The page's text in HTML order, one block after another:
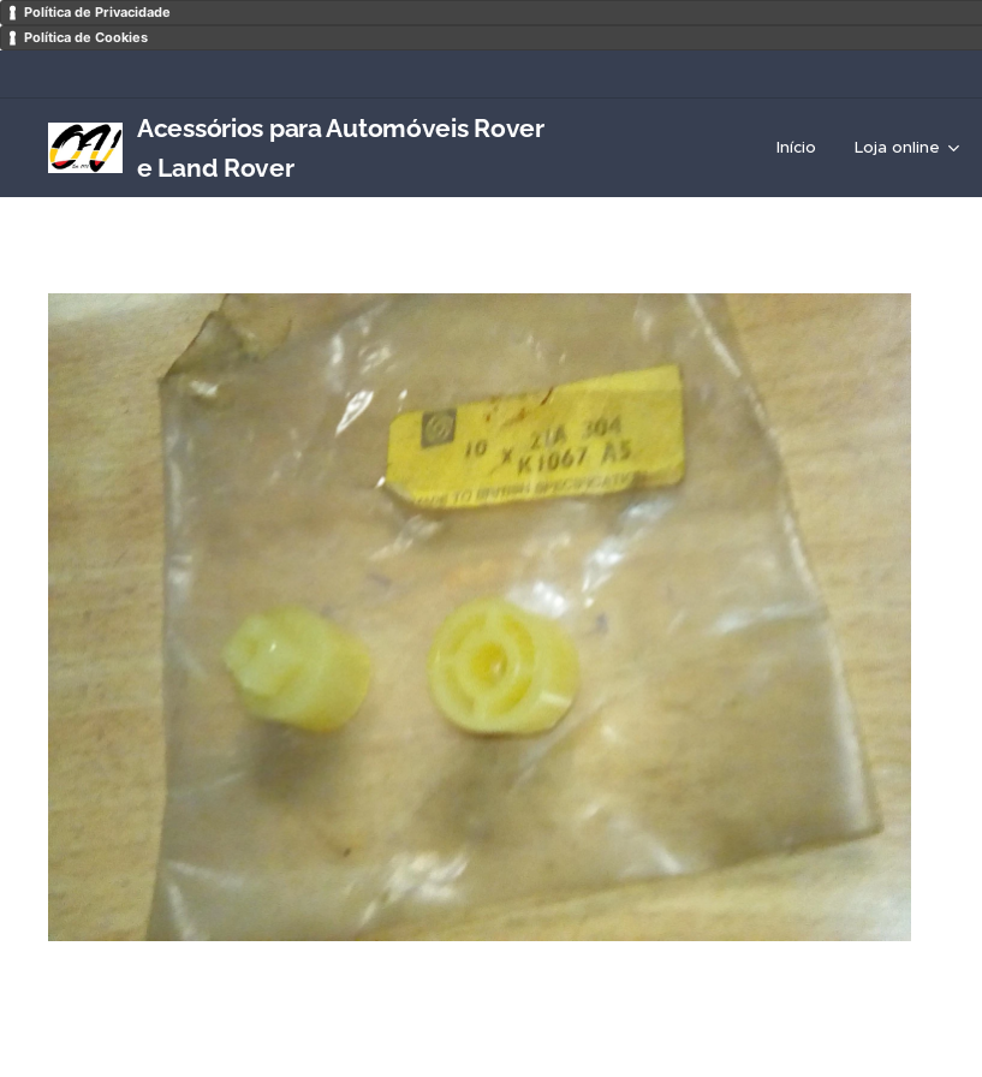
Política de Privacidade
Política de Cookies
Acessórios para Automóveis Rover
e Land Rover
Início Loja online